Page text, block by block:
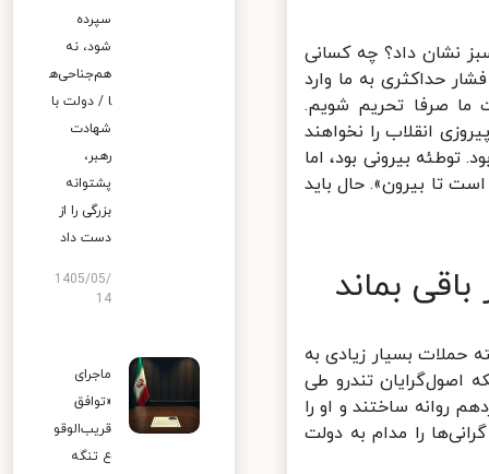
نشان داد؟ چه کسانی
حداکثری به ما وارد
ما صرفا تحریم شویم.
و مسئولان در ۲۲ بهمن جشن پیروزی انقلاب را نخواهند
بیرونی بود، اما
پس مشکل از داخل است تا بیرون». حال باید
بماند
بسیار زیادی به
تندرو طی
ساختند و او را
را مدام به دولت
سپرده
شود، نه
هم‌جناحی‌ه
ا / دولت با
شهادت
رهبر،
پشتوانه
بزرگی را از
دست داد
1405/05/
14
ماجرای
«توافق
قریب‌الوقو
ع تنگه